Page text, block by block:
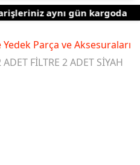
aynı gün kargoda
Parça ve Aksesuraları
FİLTRE 2 ADET SİYAH